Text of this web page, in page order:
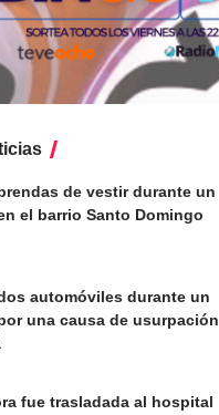
de vestir durante un
el barrio Santo Domingo
automóviles durante un
una causa de usurpación
fue trasladada al hospital